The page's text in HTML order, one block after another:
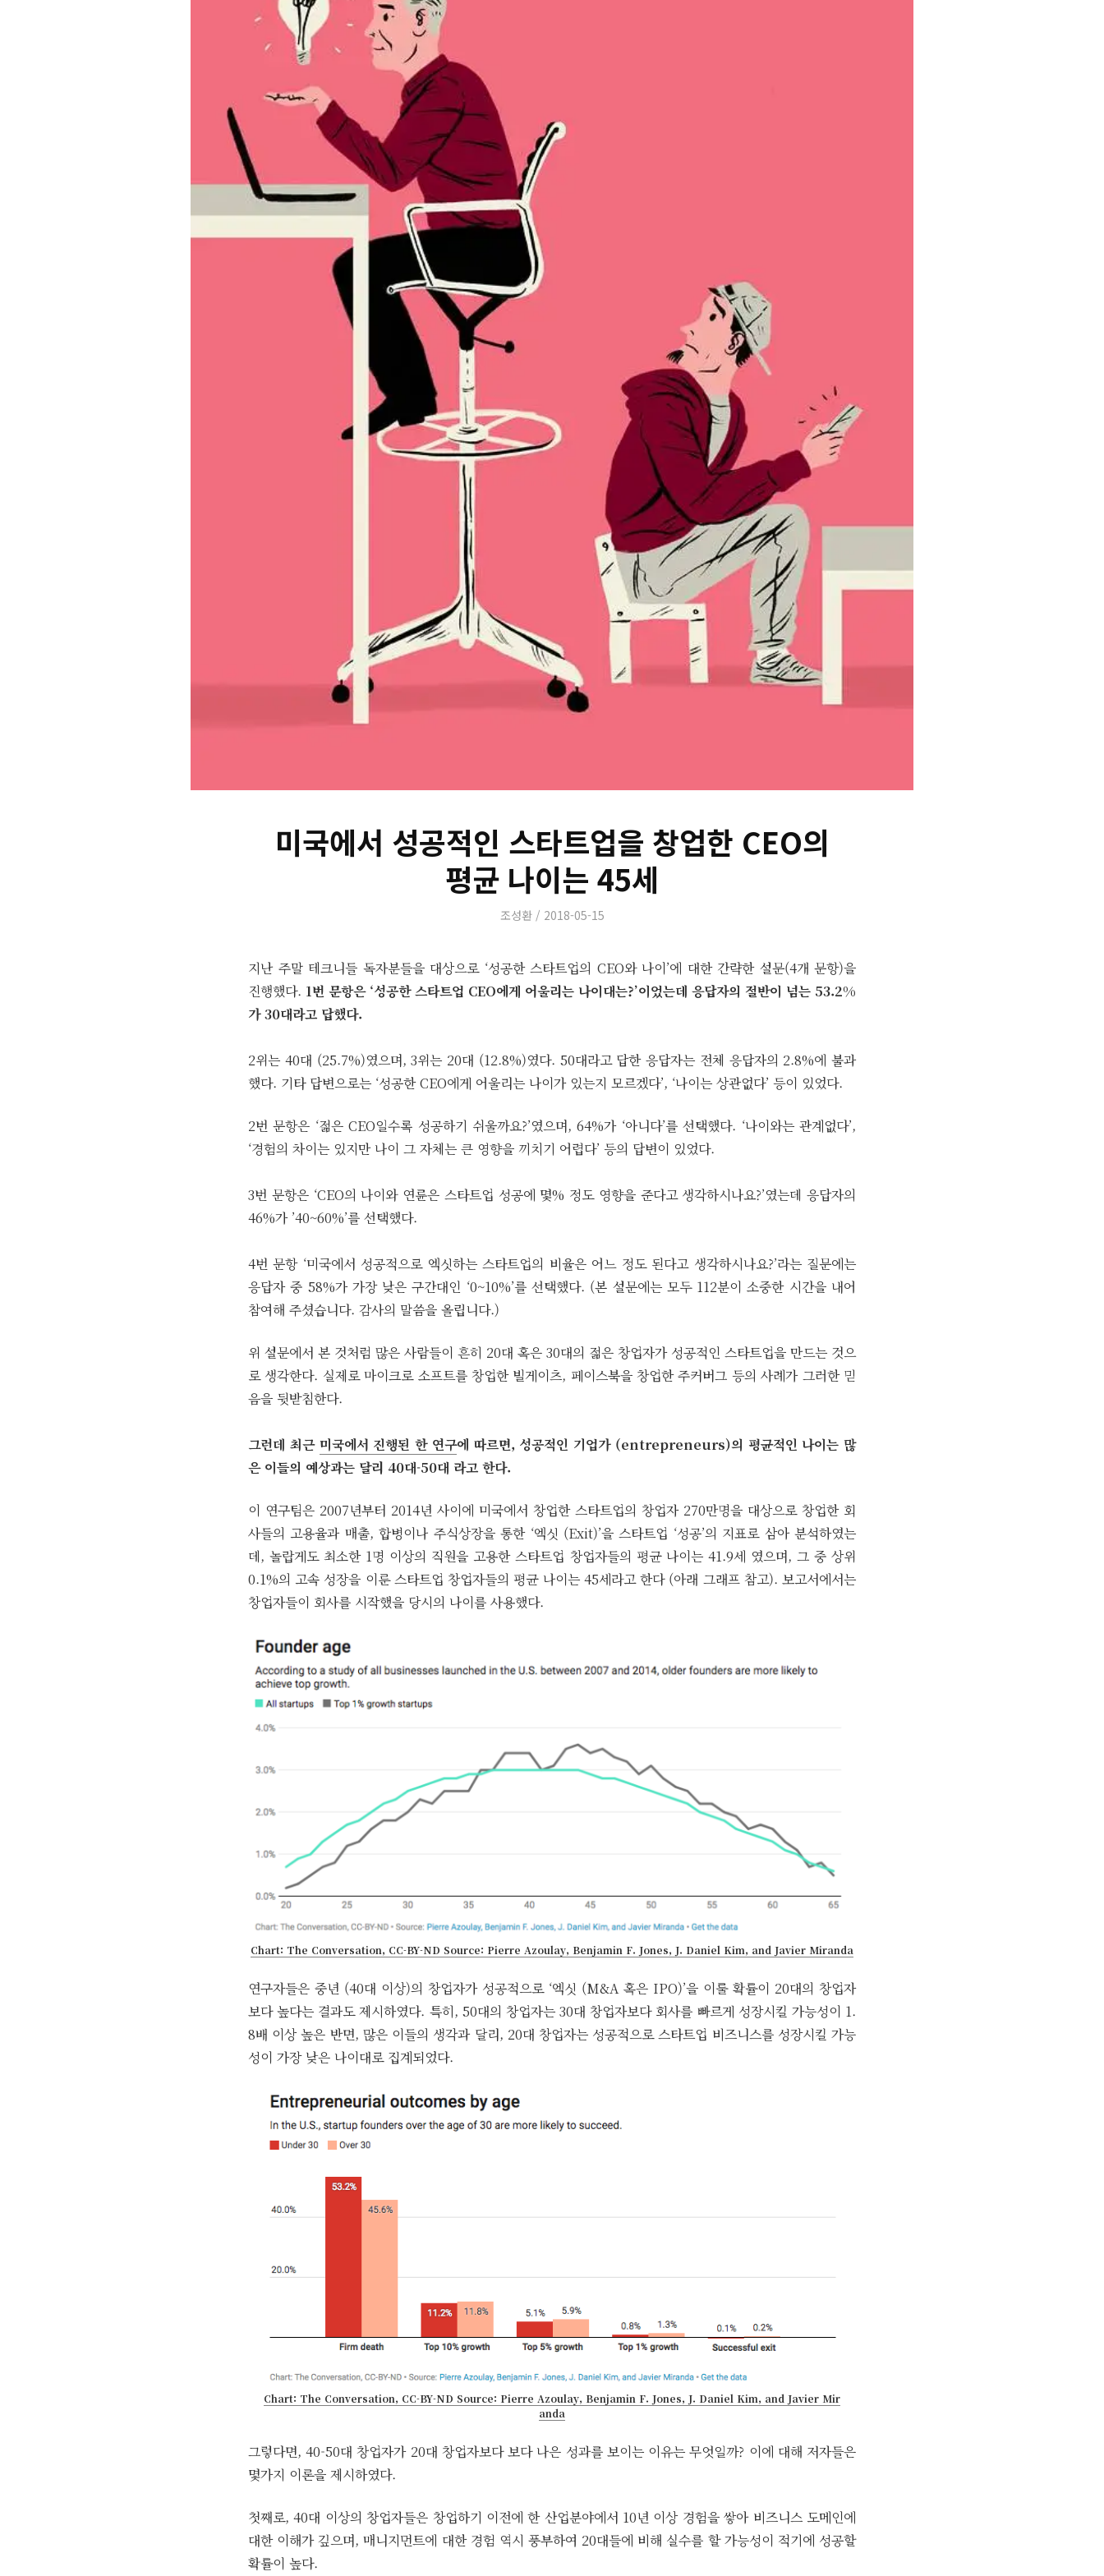
미국에서 성공적인 스타트업을 창업한 CEO의
평균 나이는 45세
Author
조성환
Posted
2018-05-15
지난 주말 테크니들 독자분들을 대상으로 ‘성공한 스타트업의 CEO와 나이’에 대한 간략한 설문(4개 문항)을
진행했다. 1번 문항은 ‘성공한 스타트업 CEO에게 어울리는 나이대는?’이었는데 응답자의 절반이 넘는 53.2%
가 30대라고 답했다.
2위는 40대 (25.7%)였으며, 3위는 20대 (12.8%)였다. 50대라고 답한 응답자는 전체 응답자의 2.8%에 불과
했다. 기타 답변으로는 ‘성공한 CEO에게 어울리는 나이가 있는지 모르겠다’, ‘나이는 상관없다’ 등이 있었다.
2번 문항은 ‘젊은 CEO일수록 성공하기 쉬울까요?’였으며, 64%가 ‘아니다’를 선택했다. ‘나이와는 관계없다’,
‘경험의 차이는 있지만 나이 그 자체는 큰 영향을 끼치기 어렵다’ 등의 답변이 있었다.
3번 문항은 ‘CEO의 나이와 연륜은 스타트업 성공에 몇% 정도 영향을 준다고 생각하시나요?’였는데 응답자의
46%가 ’40~60%’를 선택했다.
4번 문항 ‘미국에서 성공적으로 엑싯하는 스타트업의 비율은 어느 정도 된다고 생각하시나요?’라는 질문에는
응답자 중 58%가 가장 낮은 구간대인 ‘0~10%’를 선택했다. (본 설문에는 모두 112분이 소중한 시간을 내어
참여해 주셨습니다. 감사의 말씀을 올립니다.)
위 설문에서 본 것처럼 많은 사람들이 흔히 20대 혹은 30대의 젊은 창업자가 성공적인 스타트업을 만드는 것으
로 생각한다. 실제로 마이크로 소프트를 창업한 빌게이츠, 페이스북을 창업한 주커버그 등의 사례가 그러한 믿
음을 뒷받침한다.
그런데 최근 미국에서 진행된 한 연구에 따르면, 성공적인 기업가 (entrepreneurs)의 평균적인 나이는 많
은 이들의 예상과는 달리 40대-50대 라고 한다.
이 연구팀은 2007년부터 2014년 사이에 미국에서 창업한 스타트업의 창업자 270만명을 대상으로 창업한 회
사들의 고용율과 매출, 합병이나 주식상장을 통한 ‘엑싯 (Exit)’을 스타트업 ‘성공’의 지표로 삼아 분석하였는
데, 놀랍게도 최소한 1명 이상의 직원을 고용한 스타트업 창업자들의 평균 나이는 41.9세 였으며, 그 중 상위
0.1%의 고속 성장을 이룬 스타트업 창업자들의 평균 나이는 45세라고 한다 (아래 그래프 참고). 보고서에서는
창업자들이 회사를 시작했을 당시의 나이를 사용했다.
Chart: The Conversation, CC-BY-ND Source: Pierre Azoulay, Benjamin F. Jones, J. Daniel Kim, and Javier Miranda
연구자들은 중년 (40대 이상)의 창업자가 성공적으로 ‘엑싯 (M&A 혹은 IPO)’을 이룰 확률이 20대의 창업자
보다 높다는 결과도 제시하였다. 특히, 50대의 창업자는 30대 창업자보다 회사를 빠르게 성장시킬 가능성이 1.
8배 이상 높은 반면, 많은 이들의 생각과 달리, 20대 창업자는 성공적으로 스타트업 비즈니스를 성장시킬 가능
성이 가장 낮은 나이대로 집계되었다.
Chart: The Conversation, CC-BY-ND Source: Pierre Azoulay, Benjamin F. Jones, J. Daniel Kim, and Javier Mir
anda
그렇다면, 40-50대 창업자가 20대 창업자보다 보다 나은 성과를 보이는 이유는 무엇일까? 이에 대해 저자들은
몇가지 이론을 제시하였다.
첫째로, 40대 이상의 창업자들은 창업하기 이전에 한 산업분야에서 10년 이상 경험을 쌓아 비즈니스 도메인에
대한 이해가 깊으며, 매니지먼트에 대한 경험 역시 풍부하여 20대들에 비해 실수를 할 가능성이 적기에 성공할
확률이 높다.